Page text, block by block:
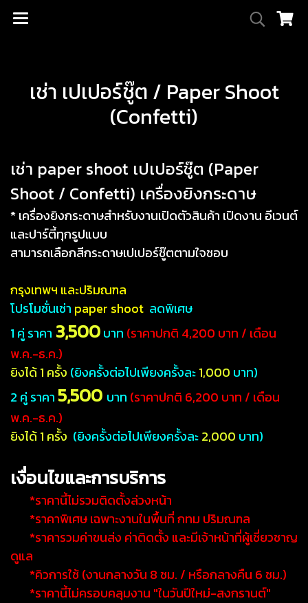
เช่า เปเปอร์ชู๊ต / Paper Shoot
(Confetti)
เช่า paper shoot เปเปอร์ชู๊ต (Paper
Shoot / Confetti) เครื่องยิงกระดาษ
* เครื่องยิงกระดาษสำหรับงานเปิดตัวสินค้า เปิดงาน อีเวนต์
และปาร์ตี้ทุกรูปแบบ
สามารถเลือกสีกระดาษเปเปอร์ชู๊ตตามใจชอบ
กรุงเทพฯ และปริมณฑล
โปรโมชั่นเช่า paper shoot ลดพิเศษ
1 คู่ ราคา 3,500บาท (ราคาปกติ 4,200 บาท / เดือน
พ.ค.-ธ.ค.)
ยิงได้ 1 ครั้ง (ยิงครั้งต่อไปเพียงครั้งละ1,000 บาท)
2 คู่ ราคา 5,500 บาท (ราคาปกติ 6,200 บาท / เดือน
พ.ค.-ธ.ค.)
ยิงได้ 1 ครั้ง (ยิงครั้งต่อไปเพียงครั้งละ2,000 บาท)
เงื่อนไขและการบริการ
*ราคานี้ไม่รวมติดตั้งล่วงหน้า
*ราคาพิเศษ เฉพาะงานในพื้นที่ กทม ปริมณฑล
*ราคารวมค่าขนส่ง ค่าติดตั้ง และมีเจ้าหน้าที่ผู้เชี่ยวชาญ
ดูแล
*คิวการใช้ (งานกลางวัน 8 ชม. / หรือกลางคืน 6 ชม.)
*ราคานี้ไม่ครอบคลุมงาน "ในวันปีใหม่-สงกรานต์"